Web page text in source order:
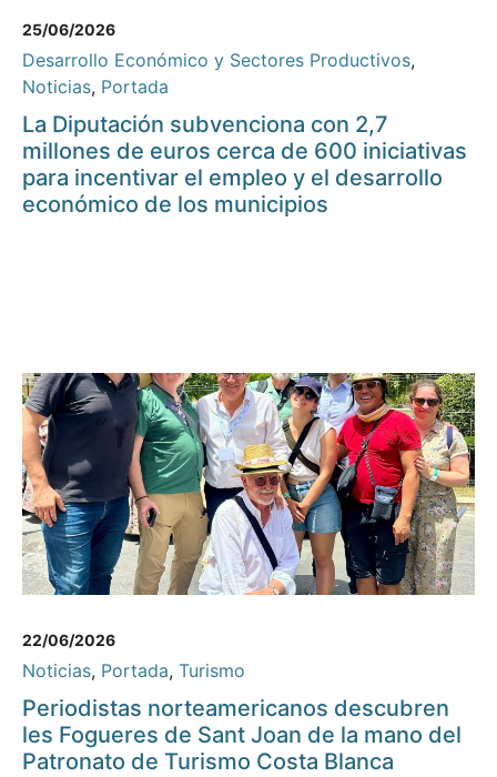
25/06/2026
Desarrollo Económico y Sectores Productivos,
Noticias, Portada
La Diputación subvenciona con 2,7
millones de euros cerca de 600 iniciativas
para incentivar el empleo y el desarrollo
económico de los municipios
22/06/2026
Noticias, Portada, Turismo
Periodistas norteamericanos descubren
les Fogueres de Sant Joan de la mano del
Patronato de Turismo Costa Blanca